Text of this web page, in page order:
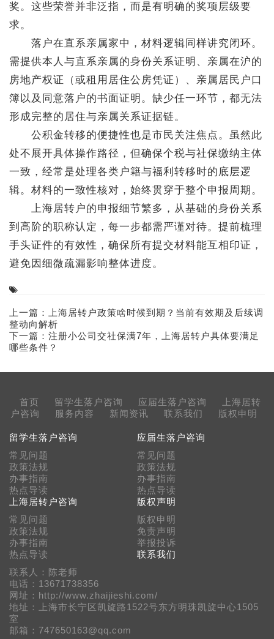
奖。这些荣誉并非泛指，而是有明确的奖项层级要
求。
落户在直系亲属家中，材料逻辑同样讲究闭环。
需提供本人与直系亲属的身份关系证明、亲属在沪的
房地产权证（或租用居住公房凭证）、亲属居民户口
簿以及同意落户的书面证明。缺少任一环节，都无法
形成完整的居住与亲属关系证据链。
公积金转移的便捷性也是市民关注焦点。虽然此
处不展开具体操作路径，但确保个税与社保缴纳主体
一致，经常是处理各类户籍与福利转移时的底层逻
辑。材料的一致性核对，始终贯穿于整个申报周期。
上海居转户的申报细节繁多，从基础的身份关系
到高阶的职称认定，每一步都需严谨对待。提前梳理
手头证件的有效性，确保所有提交材料能互相印证，
避免因细微疏漏影响整体进度。
上一篇：
上海居转户政策啥时候到期？当前有效期及后续调
整动向解析
下一篇： 注册小公司交社保满7年，上海居转户具体要满足
哪些条件？
首页 留学生落户咨询 应届生落户咨询
上海居转
户咨询
服务内容 新闻资讯 联系我们 版权申明
留学生落户咨询
常见问题
政策法规
办事指南
热点导读
应届生落户咨询
常见问题
政策法规
办事指南
热点导读
上海居转户咨询
常见问题
政策法规
办事指南
热点导读
版权声明
版权申明
免责声明
举报投诉
联系我们
联系人：陈老师
电话：13671738356
网址：http://www.zhaijieshi.com/
地址：上海市长宁区凯旋路1522号东方明珠凯旋中心1505
室
邮箱：747650163@qq.com